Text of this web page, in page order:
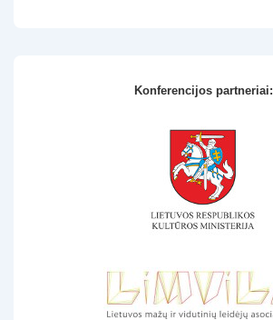
Konferencijos partneriai: